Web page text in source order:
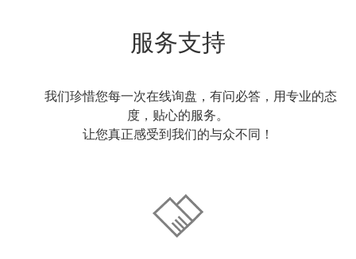
服务支持
我们珍惜您每一次在线询盘，有问必答，用专业的态
度，贴心的服务。
让您真正感受到我们的与众不同！